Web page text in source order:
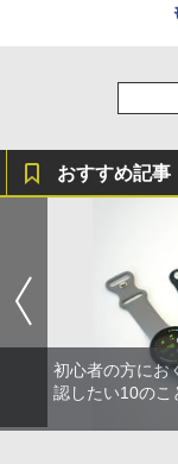
おすすめ記事
初心者の方にお
認したい10のこ